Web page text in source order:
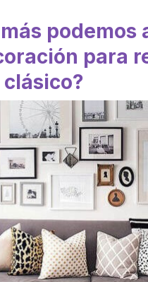
podemos
para